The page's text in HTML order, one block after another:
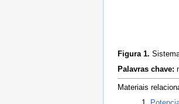
Figura 1.
Palavras chave:
Materiais